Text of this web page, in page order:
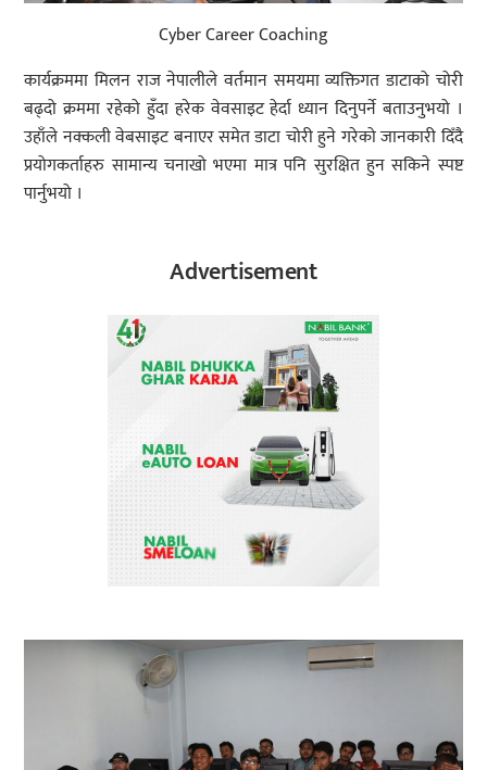
Cyber Career Coaching
कार्यक्रममा मिलन राज नेपालीले वर्तमान समयमा व्यक्तिगत डाटाको चोरी
बढ्दो क्रममा रहेको हुँदा हरेक वेवसाइट हेर्दा ध्यान दिनुपर्ने बताउनुभयो ।
उहाँले नक्कली वेबसाइट बनाएर समेत डाटा चोरी हुने गरेको जानकारी दिँदै
प्रयोगकर्ताहरु सामान्य चनाखो भएमा मात्र पनि सुरक्षित हुन सकिने स्पष्ट
पार्नुभयो ।
Advertisement